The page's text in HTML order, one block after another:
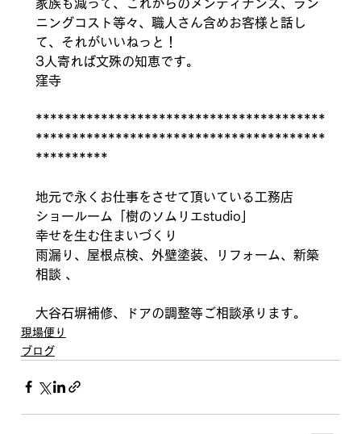
家族も減って、これからのメンティナンス、ラン
ニングコスト等々、職人さん含めお客様と話し
て、それがいいねっと！
3人寄れば文殊の知恵です。
窪寺
****************************************
****************************************
**********
地元で永くお仕事をさせて頂いている工務店
ショールーム「樹のソムリエstudio」
幸せを生む住まいづくり
雨漏り、屋根点検、外壁塗装、リフォーム、新築
相談 、
大谷石塀補修、ドアの調整等ご相談承ります。
現場便り
ブログ